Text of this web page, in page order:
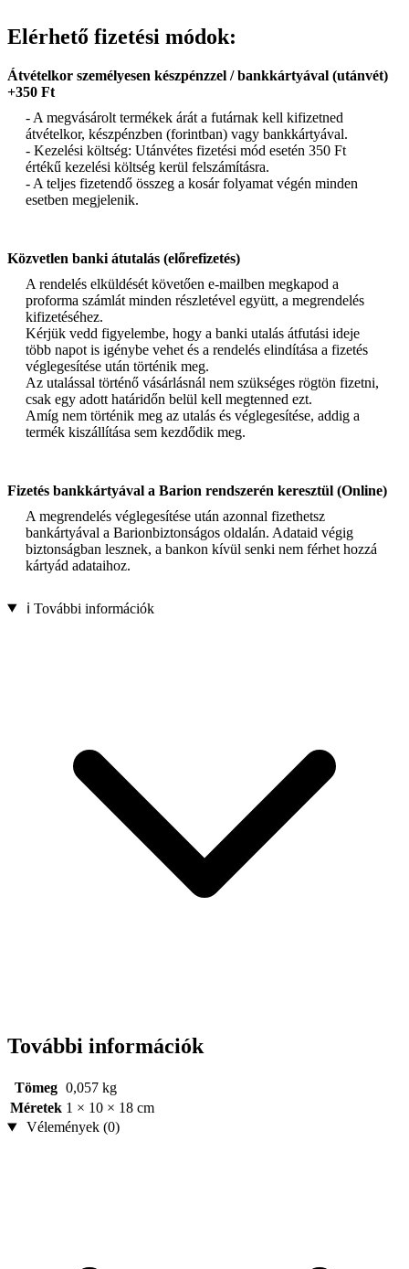
Elérhető fizetési módok:
Átvételkor személyesen készpénzzel / bankkártyával (utánvét)
+350 Ft
- A megvásárolt termékek árát a futárnak kell kifizetned
átvételkor, készpénzben (forintban) vagy bankkártyával.
- Kezelési költség: Utánvétes fizetési mód esetén 350 Ft
értékű kezelési költség kerül felszámításra.
- A teljes fizetendő összeg a kosár folyamat végén minden
esetben megjelenik.
Közvetlen banki átutalás (előrefizetés)
A rendelés elküldését követően e-mailben megkapod a
proforma számlát minden részletével együtt, a megrendelés
kifizetéséhez.
Kérjük vedd figyelembe, hogy a banki utalás átfutási ideje
több napot is igénybe vehet és a rendelés elindítása a fizetés
véglegesítése után történik meg.
Az utalással történő vásárlásnál nem szükséges rögtön fizetni,
csak egy adott határidőn belül kell megtenned ezt.
Amíg nem történik meg az utalás és véglegesítése, addig a
termék kiszállítása sem kezdődik meg.
Fizetés bankkártyával a Barion rendszerén keresztül (Online)
A megrendelés véglegesítése után azonnal fizethetsz
bankártyával a Barionbiztonságos oldalán. Adataid végig
biztonságban lesznek, a bankon kívül senki nem férhet hozzá
kártyád adataihoz.
ℹ️ További információk
További információk
Tömeg 0,057 kg
Méretek 1 × 10 × 18 cm
Vélemények (0)